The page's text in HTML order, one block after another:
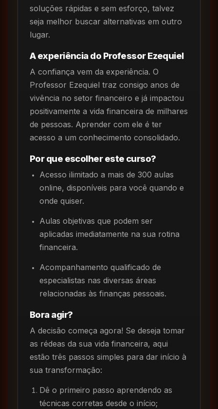
soluções rápidas e sem esforço, talvez
seja melhor buscar alternativas em outro
lugar.
A experiência do Professor Ezequiel
A confiança vem da experiência. O
Professor Ezequiel traz consigo anos de
vivência no setor financeiro e já impactou
positivamente a vida financeira de milhares
de pessoas. Aprender com ele é ter
acesso a um conhecimento consolidado.
Por que escolher este curso?
Acesso ilimitado a mais de 300 aulas
online, disponíveis para você quando e
onde quiser.
Aulas objetivas que podem ser
aplicadas imediatamente na sua rotina
financeira.
Acompanhamento qualificado de
especialistas nas diversas áreas
relacionadas às finanças pessoais.
Bora agir?
A decisão começa agora! Se deseja tomar
as rédeas da sua vida financeira, aqui
estão três passos simples para dar início à
sua transformação:
Dê o primeiro passo aprendendo as
técnicas corretas desde o início;